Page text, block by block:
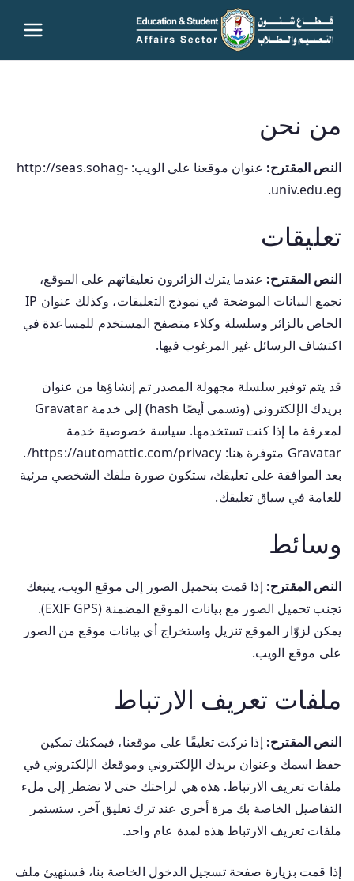
قطاع
والطلاب
من نحن
النص المقترح:
عنوان موقعنا على الويب: http://seas.sohag-
univ.edu.eg.
تعليقات
النص المقترح: عندما يترك الزائرون تعليقاتهم على الموقع،
نجمع البيانات الموضحة في نموذج التعليقات، وكذلك عنوان IP
الخاص بالزائر وسلسلة وكلاء متصفح المستخدم للمساعدة في
اكتشاف الرسائل غير المرغوب فيها.
قد يتم توفير سلسلة مجهولة المصدر تم إنشاؤها من عنوان
بريدك الإلكتروني (وتسمى أيضًا hash) إلى خدمة Gravatar
لمعرفة ما إذا كنت تستخدمها. سياسة خصوصية خدمة
Gravatar متوفرة هنا: https://automattic.com/privacy/.
بعد الموافقة على تعليقك، ستكون صورة ملفك الشخصي مرئية
للعامة في سياق تعليقك.
وسائط
النص المقترح: إذا قمت بتحميل الصور إلى موقع الويب، ينبغك
تجنب تحميل الصور مع بيانات الموقع المضمنة (EXIF GPS).
يمكن لزوّار الموقع تنزيل واستخراج أي بيانات موقع من الصور
على موقع الويب.
ملفات تعريف الارتباط
النص المقترح: إذا تركت تعليقًا على موقعنا، فيمكنك تمكين
حفظ اسمك وعنوان بريدك الإلكتروني وموقعك الإلكتروني في
ملفات تعريف الارتباط. هذه هي لراحتك حتى لا تضطر إلى ملء
التفاصيل الخاصة بك مرة أخرى عند ترك تعليق آخر. ستستمر
ملفات تعريف الارتباط هذه لمدة عام واحد.
إذا قمت بزيارة صفحة تسجيل الدخول الخاصة بنا، فسنهيئ ملف